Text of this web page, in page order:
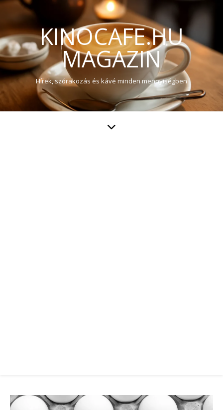
KINOCAFE.HU
MAGAZIN
Hírek, szórakozás és kávé minden mennyiségben